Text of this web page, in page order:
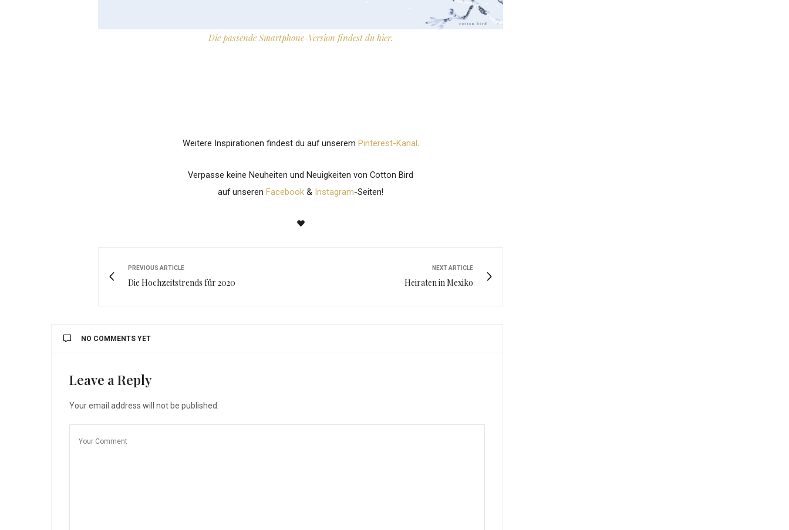
Die passende Smartphone-Version findest du hier.
Weitere Inspirationen findest du auf unserem Pinterest-Kanal
Verpasse keine Neuheiten und Neuigkeiten von Cotton Bird
auf unseren Facebook & Instagram-Seiten!
♥
PREVIOUS ARTICLE
Die Hochzeitstrends für 2020
NEXT ARTICLE
Heiraten in Mexiko
NO COMMENTS YET
Leave a Reply
Your email address will not be published.